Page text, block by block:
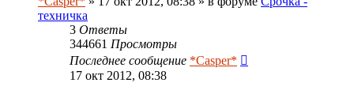
техничка
3 Ответы
344661 Просмотры
Последнее сообщение *Casper*
17 окт 2012, 08:38